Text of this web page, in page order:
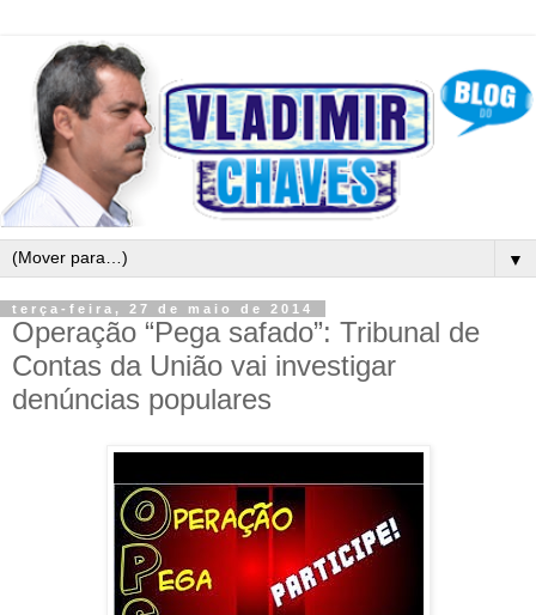
▼
terça-feira, 27 de maio de 2014
Operação “Pega safado”: Tribunal de
Contas da União vai investigar
denúncias populares